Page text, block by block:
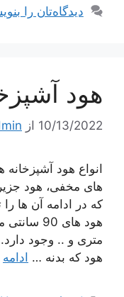
دیدگاه‌تان را
هود
10/13/2022 از
انواع هود آشپزخانه
های مخفی، هود
که در ادامه آن ها
متری و .. وجود
هود که بدنه … ادامه